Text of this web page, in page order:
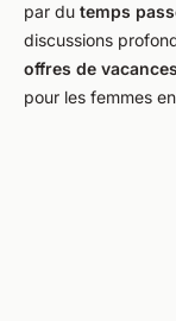
par du temps
discussions
offres de
pour les femmes